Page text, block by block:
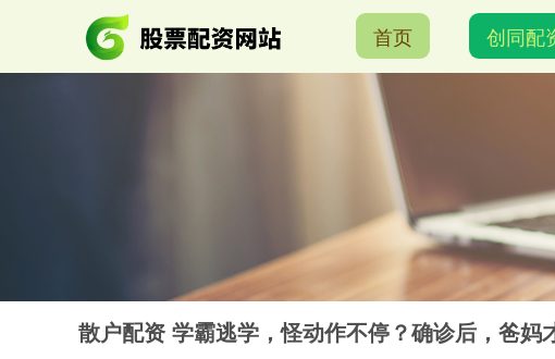
首页 创同配
散户配资 学霸逃学，怪动作不停？确诊后，爸